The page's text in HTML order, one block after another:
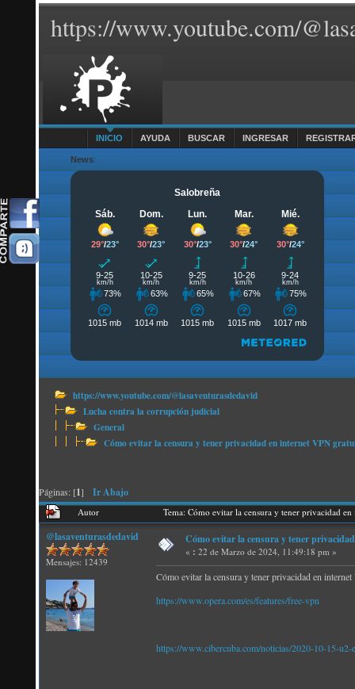
https://www.youtube.com/
INICIO AYUDA BUSCAR INGRESAR
News:
https://www.youtube.com/@lasaventurasdedavid
Lucha contra la corrupción judicial
General
Cómo evitar la censura y tener privacidad en internet VPN
Páginas: [1] Ir Abajo
Autor Tema: Cómo evitar la censura y tener privacidad
@lasaventurasdedavid
Mensajes: 12439
Cómo evitar la censura y tener
« : 22 de Marzo de 2024, 11:49:18 pm »
Cómo evitar la censura y tener privacidad en
https://www.opera.com/es/features/free-vpn
https://www.cibercuba.com/noticias/2020-10-15-